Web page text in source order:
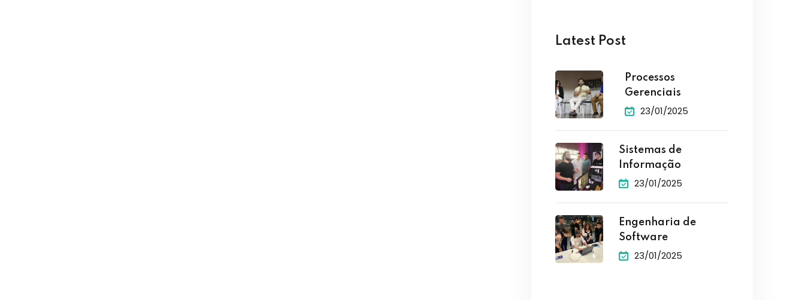
Latest Post
Processos
Gerenciais
23/01/2025
Sistemas de
Informação
23/01/2025
Engenharia de
Software
23/01/2025